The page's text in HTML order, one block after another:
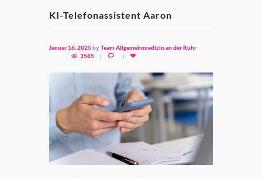
KI-Telefonassistent Aaron
Januar 16, 2025byTeam Allgemeinmedizin an der Ruhr
3585